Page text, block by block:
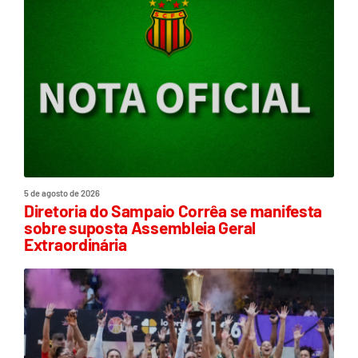
5 de agosto de 2026
Diretoria do Sampaio Corrêa se manifesta
sobre suposta Assembleia Geral
Extraordinária